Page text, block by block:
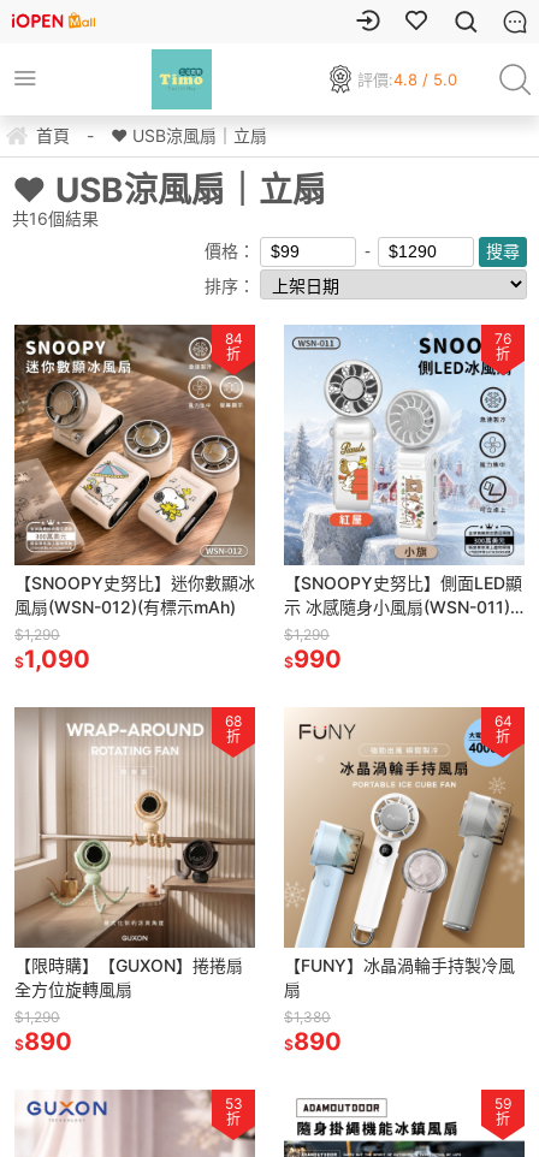
評價:4.8 / 5.0
首頁 - ❤ USB涼風扇｜立扇
❤ USB涼風扇｜立扇
共16個結果
價格：
排序：
84
折
【SNOOPY史努比】迷你數顯冰
風扇(WSN-012)(有標示mAh)
$1,290
$1,090
76
折
【SNOOPY史努比】側面LED顯
示 冰感隨身小風扇(WSN-011)
(有標示mAh)
$1,290
$990
68
折
【限時購】【GUXON】捲捲扇
全方位旋轉風扇
$1,290
$890
64
折
【FUNY】冰晶渦輪手持製冷風
扇
$1,380
$890
53
折
59
折